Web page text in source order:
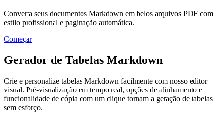
Converta seus documentos Markdown em belos arquivos PDF com
estilo profissional e paginação automática.
Começar
Gerador de Tabelas Markdown
Crie e personalize tabelas Markdown facilmente com nosso editor
visual. Pré-visualização em tempo real, opções de alinhamento e
funcionalidade de cópia com um clique tornam a geração de tabelas
sem esforço.